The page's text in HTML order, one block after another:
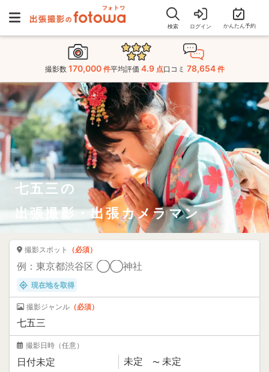
検索 ログイン かんたん予約
撮影数 170,000 件平均評価 4.9 点口コミ 78,654 件
七五三の
出張撮影・出張カメラマン
撮影スポット （必須）
現在地を取得
撮影ジャンル （必須）
撮影日時 （任意）